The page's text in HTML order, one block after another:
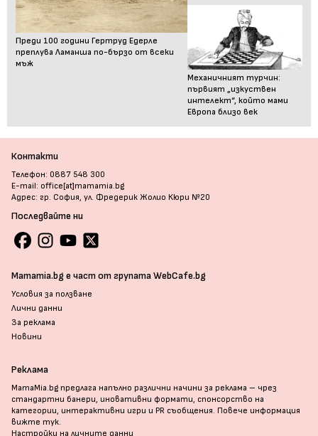
Преди 100 години Гертруд Едерле
преплува Ламанша по-бързо от всеки
мъж
Механичният турчин:
първият „изкуствен
интелект“, който мами
Европа близо век
Контакти
Телефон: 0887 548 300
E-mail: office[at]mamamia.bg
Адрес: гр. София, ул. Фредерик Жолио Кюри №20
Последвайте ни
Mamamia.bg е част от групата WebCafe.bg
Условия за ползване
Лични данни
За реклама
Новини
Реклама
MamaMia.bg предлага напълно различни начини за реклама – чрез
стандартни банери, иновативни формати, спонсорство на
категории, интерактивни игри и PR съобщения. Повече информация
вижте тук.
Настройки на личните данни